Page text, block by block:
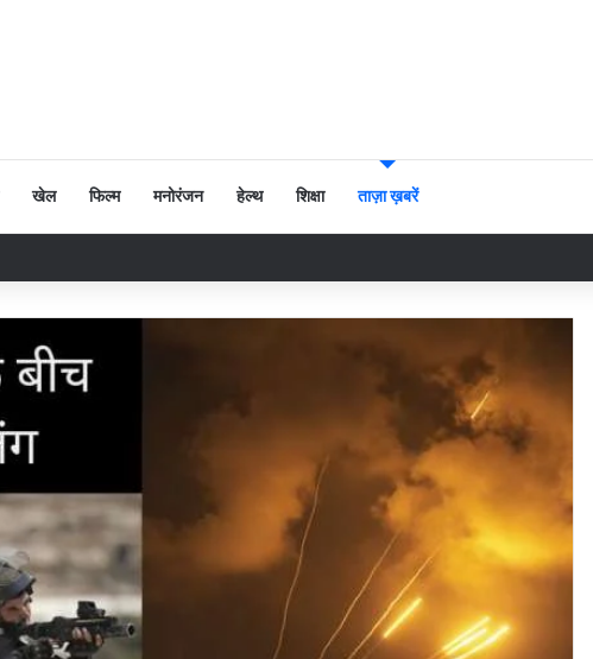
खेल फिल्म मनोरंजन हेल्थ शिक्षा ताज़ा ख़बरें